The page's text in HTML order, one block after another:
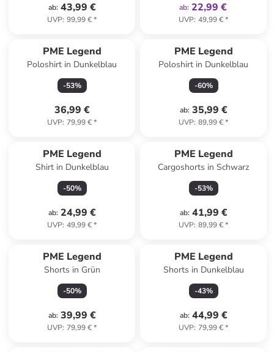
ab: 43,99 €
UVP: 99,99 €*
ab: 22,99 €
UVP: 49,99 €*
PME Legend
Poloshirt in Dunkelblau
-53%
36,99 €
UVP: 79,99 €*
PME Legend
Poloshirt in Dunkelblau
-60%
ab: 35,99 €
UVP: 89,99 €*
PME Legend
Shirt in Dunkelblau
-50%
ab: 24,99 €
UVP: 49,99 €*
PME Legend
Cargoshorts in Schwarz
-53%
ab: 41,99 €
UVP: 89,99 €*
PME Legend
Shorts in Grün
-50%
ab: 39,99 €
UVP: 79,99 €*
PME Legend
Shorts in Dunkelblau
-43%
ab: 44,99 €
UVP: 79,99 €*